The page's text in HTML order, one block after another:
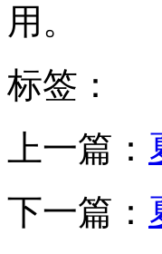
用。
标签：
上一篇：
下一篇：